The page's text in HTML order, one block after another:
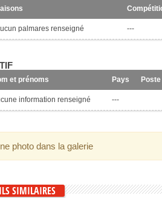
palmares renseigné ---
et prénoms Pays Poste
information renseigné ---
photo dans la galerie
SIMILAIRES